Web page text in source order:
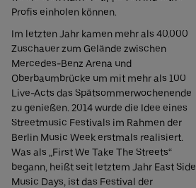
Profis einholen können.
Im letzten Jahr kamen mehr als 40.000
Zuschauer zum Gelände zwischen
Mercedes-Benz Arena und
Oberbaumbrücke um mit mehr als 100
Live-Acts das Spätsommerwochenende
zu genießen. 2014 wurde die Idee eines
Streetmusic Festivals im Rahmen der
Berlin Music Week erstmals realisiert.
Was als „First We Take The Streets“
begann, heißt seit letztem Jahr East Side
Music Days, ist das Festival der